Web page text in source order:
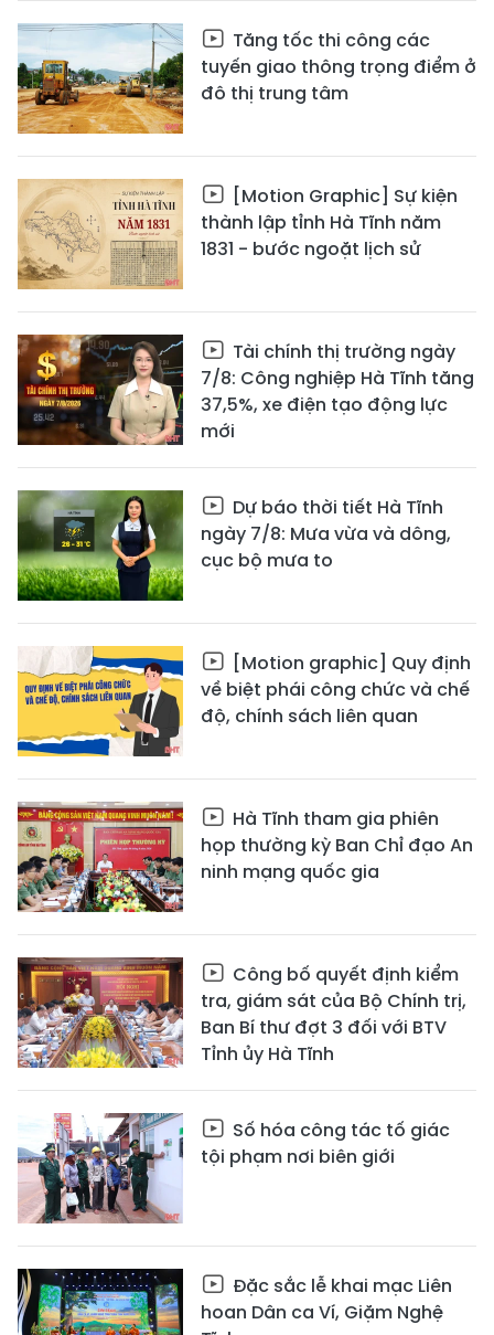
Tăng tốc thi công các
tuyến giao thông trọng điểm ở
đô thị trung tâm
[Motion Graphic] Sự kiện
thành lập tỉnh Hà Tĩnh năm
1831 - bước ngoặt lịch sử
Tài chính thị trường ngày
7/8: Công nghiệp Hà Tĩnh tăng
37,5%, xe điện tạo động lực
mới
Dự báo thời tiết Hà Tĩnh
ngày 7/8: Mưa vừa và dông,
cục bộ mưa to
[Motion graphic] Quy định
về biệt phái công chức và chế
độ, chính sách liên quan
Hà Tĩnh tham gia phiên
họp thường kỳ Ban Chỉ đạo An
ninh mạng quốc gia
Công bố quyết định kiểm
tra, giám sát của Bộ Chính trị,
Ban Bí thư đợt 3 đối với BTV
Tỉnh ủy Hà Tĩnh
Số hóa công tác tố giác
tội phạm nơi biên giới
Đặc sắc lễ khai mạc Liên
hoan Dân ca Ví, Giặm Nghệ